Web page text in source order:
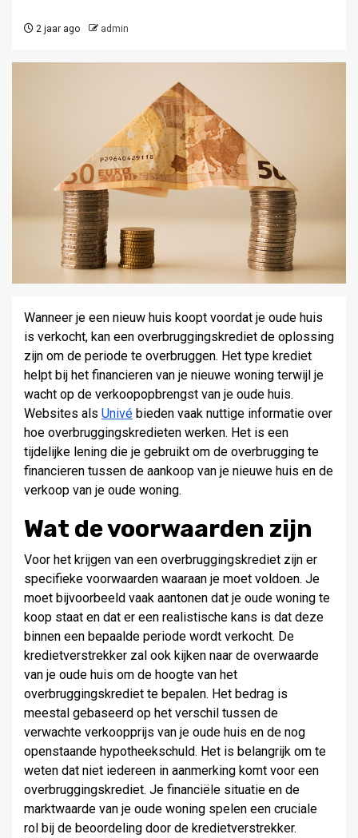
2 jaar ago admin
Wanneer je een nieuw huis koopt voordat je oude huis
is verkocht, kan een overbruggingskrediet de oplossing
zijn om de periode te overbruggen. Het type krediet
helpt bij het financieren van je nieuwe woning terwijl je
wacht op de verkoopopbrengst van je oude huis.
Websites als Univé bieden vaak nuttige informatie over
hoe overbruggingskredieten werken. Het is een
tijdelijke lening die je gebruikt om de overbrugging te
financieren tussen de aankoop van je nieuwe huis en de
verkoop van je oude woning.
Wat de voorwaarden zijn
Voor het krijgen van een overbruggingskrediet zijn er
specifieke voorwaarden waaraan je moet voldoen. Je
moet bijvoorbeeld vaak aantonen dat je oude woning te
koop staat en dat er een realistische kans is dat deze
binnen een bepaalde periode wordt verkocht. De
kredietverstrekker zal ook kijken naar de overwaarde
van je oude huis om de hoogte van het
overbruggingskrediet te bepalen. Het bedrag is
meestal gebaseerd op het verschil tussen de
verwachte verkoopprijs van je oude huis en de nog
openstaande hypotheekschuld. Het is belangrijk om te
weten dat niet iedereen in aanmerking komt voor een
overbruggingskrediet. Je financiële situatie en de
marktwaarde van je oude woning spelen een cruciale
rol bij de beoordeling door de kredietverstrekker.